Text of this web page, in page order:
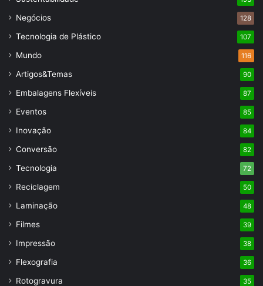
Negócios 128
Tecnologia de Plástico 107
Mundo 116
Artigos&Temas 90
Embalagens Flexíveis 87
Eventos 85
Inovação 84
Conversão 82
Tecnologia 72
Reciclagem 50
Laminação 48
Filmes 39
Impressão 38
Flexografia 36
Rotogravura 35